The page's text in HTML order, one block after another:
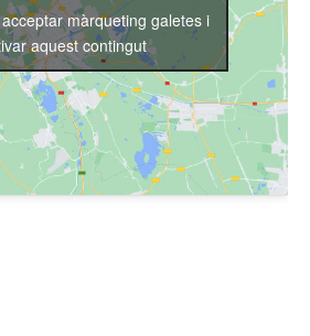
màrqueting galetes i
aquest contingut